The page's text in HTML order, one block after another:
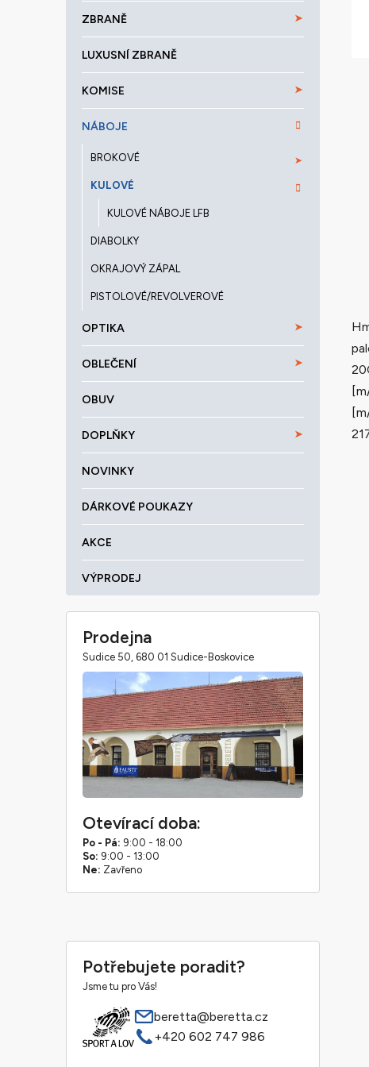
ZBRANĚ
LUXUSNÍ ZBRANĚ
KOMISE
NÁBOJE
BROKOVÉ
KULOVÉ
KULOVÉ NÁBOJE LFB
DIABOLKY
OKRAJOVÝ ZÁPAL
PISTOLOVÉ/REVOLVEROVÉ
OPTIKA
OBLEČENÍ
OBUV
DOPLŇKY
NOVINKY
DÁRKOVÉ POUKAZY
AKCE
VÝPRODEJ
Prodejna
Sudice 50, 680 01 Sudice-Boskovice
Otevírací doba:
Po - Pá: 9:00 - 18:00
So: 9:00 - 13:00
Ne: Zavřeno
Potřebujete poradit?
Jsme tu pro Vás!
beretta@beretta.cz
+420 602 747 986